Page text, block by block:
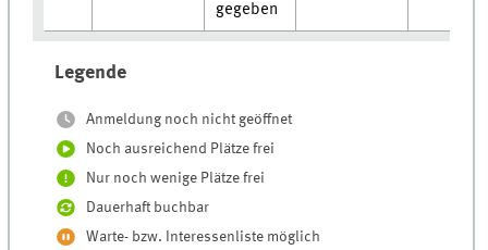
gegeben
Legende
Anmeldung noch nicht geöffnet
Noch ausreichend Plätze frei
Nur noch wenige Plätze frei
Dauerhaft buchbar
Warte- bzw. Interessenliste möglich